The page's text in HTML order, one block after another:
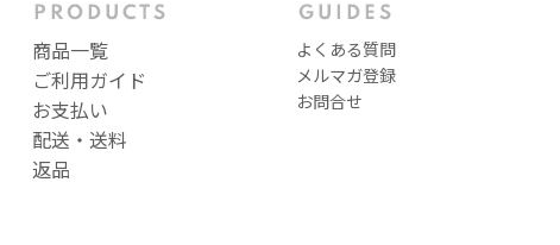
商品一覧
ご利用ガイド
お支払い
配送・送料
返品
よくある質問
メルマガ登録
お問合せ